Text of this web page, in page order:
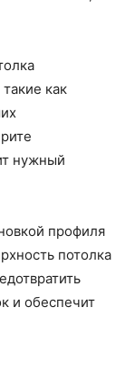
как
нужный
профиля
потолка
и обеспечит